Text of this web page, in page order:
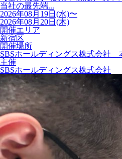
当社の最先端...
2026年08月19日(水)〜
2026年08月20日(木)
開催エリア
新宿区
開催場所
SBSホールディングス株式会社
主催
SBSホールディングス株式会社